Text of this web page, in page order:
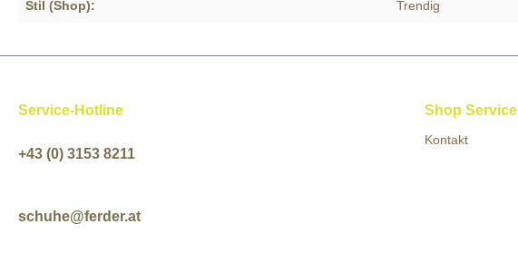
Stil (Shop): Trendig
Service-Hotline
+43 (0) 3153 8211
schuhe@ferder.at
Shop Service
Kontakt